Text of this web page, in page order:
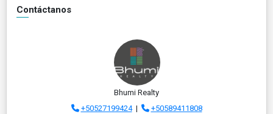
Contáctanos
Bhumi Realty
+50527199424|
+50589411808